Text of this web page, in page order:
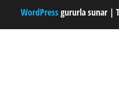
WordPressgururla sunar |